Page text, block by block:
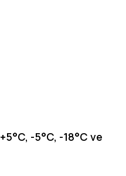
+5°C, -5°C, -18°C ve